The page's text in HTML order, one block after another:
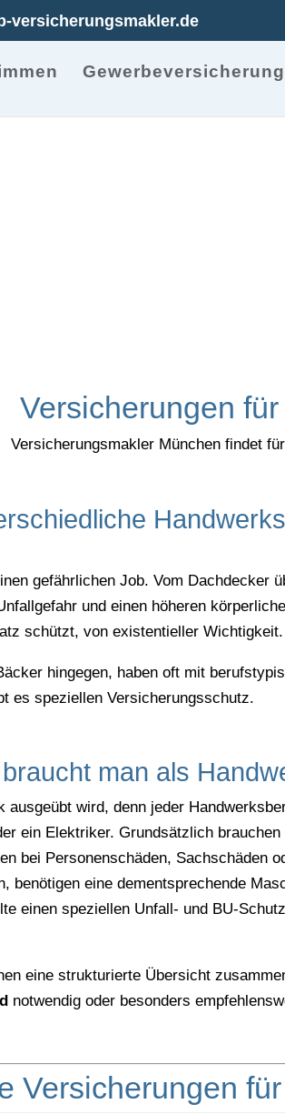
versicherungsmakler.de
Versicherungen
Versicherungsmakler München findet
gefährlichen Job. Vom
und einen höheren
schützt, von existentieller Wichtigkeit.
hingegen, haben oft mit
es speziellen Versicherungsschutz.
man als
ausgeübt wird, denn jeder
ein Elektriker. Grundsätzlich
bei Personenschäden, Sachschäden
benötigen eine dementsprechende
einen speziellen Unfall- und BU-
eine strukturierte Übersicht
notwendig oder besonders
Versicherungen